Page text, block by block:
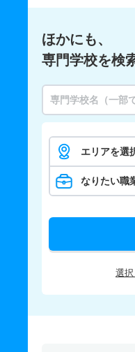
ほかにも、
専門学校を検
エリアを選
なりたい職
選